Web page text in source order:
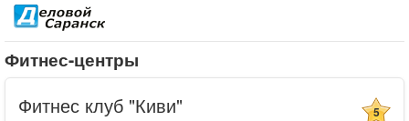
Фитнес-центры
Фитнес клуб "Киви" 5